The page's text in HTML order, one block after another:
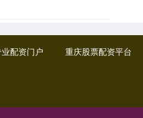
配资门户 重庆股票配资平台